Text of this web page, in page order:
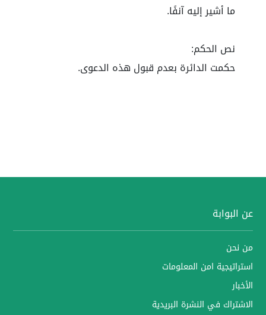
ما أشير إليه آنفًا.
نص الحكم:
حكمت الدائرة بعدم قبول هذه الدعوى.
عن البوابة
من نحن
استراتيجية امن المعلومات
الأخبار
الاشتراك في النشرة البريدية